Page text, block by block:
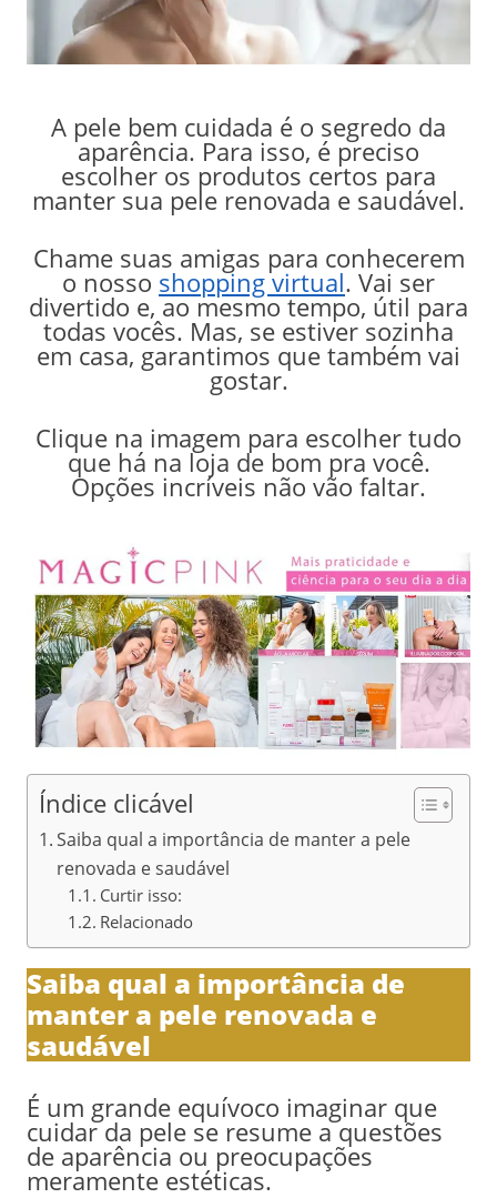
A pele bem cuidada é o segredo da
aparência. Para isso, é preciso
escolher os produtos certos para
manter sua pele renovada e saudável.
Chame suas amigas para conhecerem
o nosso shopping virtual. Vai ser
divertido e, ao mesmo tempo, útil para
todas vocês. Mas, se estiver sozinha
em casa, garantimos que também vai
gostar.
Clique na imagem para escolher tudo
que há na loja de bom pra você.
Opções incríveis não vão faltar.
Índice clicável
Saiba qual a importância de manter a pele
renovada e saudável
Curtir isso:
Relacionado
Saiba qual a importância de
manter a pele renovada e
saudável
É um grande equívoco imaginar que
cuidar da pele se resume a questões
de aparência ou preocupações
meramente estéticas.